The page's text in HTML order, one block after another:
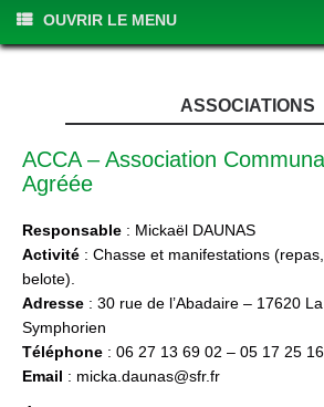
OUVRIR LE MENU
ASSOCIATIONS
ACCA – Association
Agréée
Responsable : Mickaël DAUNAS
Activité : Chasse et manifestations
belote).
Adresse : 30 rue de l’Abadaire – 17620
Symphorien
Téléphone : 06 27 13 69 02 – 05 17 25
Email : micka.daunas@sfr.fr